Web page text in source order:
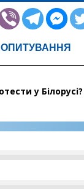
ОПИТУВАННЯ
у Білорусі?